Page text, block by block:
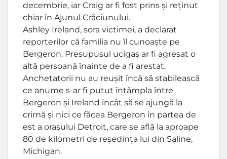
decembrie, iar Craig ar fi fost prins și reținut
chiar în Ajunul Crăciunului.
Ashley Ireland, sora victimei, a declarat
reporterilor că familia nu îl cunoaște pe
Bergeron. Presupusul ucigaș ar fi agresat o
altă persoană înainte de a fi arestat.
Anchetatorii nu au reușit încă să stabilească
ce anume s-ar fi putut întâmpla între
Bergeron și Ireland încât să se ajungă la
crimă și nici ce făcea Bergeron în partea de
est a orașului Detroit, care se află la aproape
80 de kilometri de reședința lui din Saline,
Michigan.